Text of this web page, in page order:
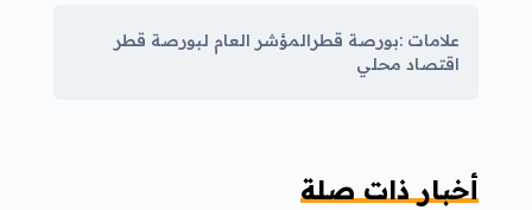
علامات :بورصة قطرالمؤشر العام لبورصة قطر
اقتصاد محلي
أخبار ذات صلة